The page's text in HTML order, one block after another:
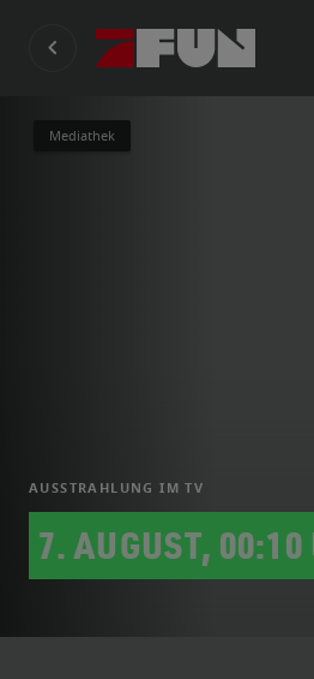
Mediathek
AUSSTRAHLUNG IM TV
7. AUGUST, 00:10